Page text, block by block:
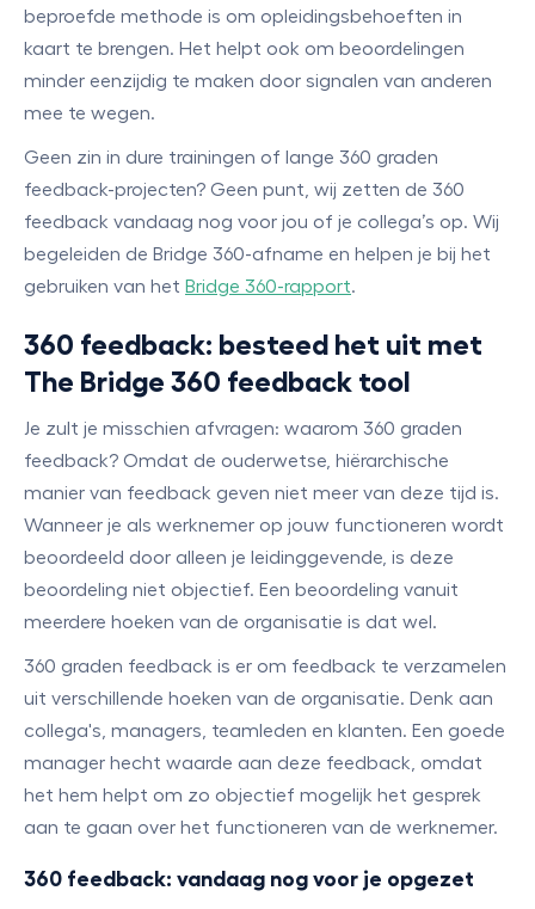
beproefde methode is om opleidingsbehoeften in
kaart te brengen. Het helpt ook om beoordelingen
minder eenzijdig te maken door signalen van anderen
mee te wegen.
Geen zin in dure trainingen of lange 360 graden
feedback-projecten? Geen punt, wij zetten de 360
feedback vandaag nog voor jou of je collega’s op. Wij
begeleiden de Bridge 360-afname en helpen je bij het
gebruiken van het Bridge 360-rapport.
360 feedback: besteed het uit met
The Bridge 360 feedback tool
Je zult je misschien afvragen: waarom 360 graden
feedback? Omdat de ouderwetse, hiërarchische
manier van feedback geven niet meer van deze tijd is.
Wanneer je als werknemer op jouw functioneren wordt
beoordeeld door alleen je leidinggevende, is deze
beoordeling niet objectief. Een beoordeling vanuit
meerdere hoeken van de organisatie is dat wel.
360 graden feedback is er om feedback te verzamelen
uit verschillende hoeken van de organisatie. Denk aan
collega's, managers, teamleden en klanten. Een goede
manager hecht waarde aan deze feedback, omdat
het hem helpt om zo objectief mogelijk het gesprek
aan te gaan over het functioneren van de werknemer.
360 feedback: vandaag nog voor je opgezet